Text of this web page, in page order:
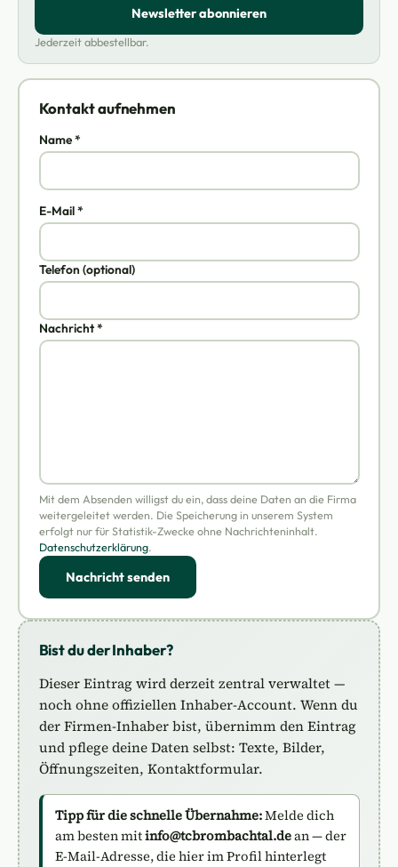
Kontakt aufnehmen
Name *
E-Mail *
Telefon (optional)
Nachricht *
Mit dem Absenden willigst du ein, dass deine Daten an die Firma
weitergeleitet werden. Die Speicherung in unserem System
erfolgt nur für Statistik-Zwecke ohne Nachrichteninhalt.
Datenschutzerklärung.
Nachricht senden
Bist du der Inhaber?
Dieser Eintrag wird derzeit zentral verwaltet —
noch ohne offiziellen Inhaber-Account. Wenn du
der Firmen-Inhaber bist, übernimm den Eintrag
und pflege deine Daten selbst: Texte, Bilder,
Öffnungszeiten, Kontaktformular.
Tipp für die schnelle Übernahme:Melde dich
am besten mitinfo@tcbrombachtal.dean — der
E-Mail-Adresse, die hier im Profil hinterlegt
Newsletter abonnieren
Jederzeit abbestellbar.